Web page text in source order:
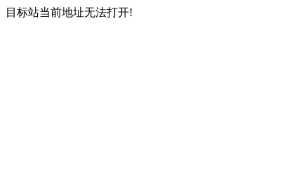
目标站当前地址无法打开!